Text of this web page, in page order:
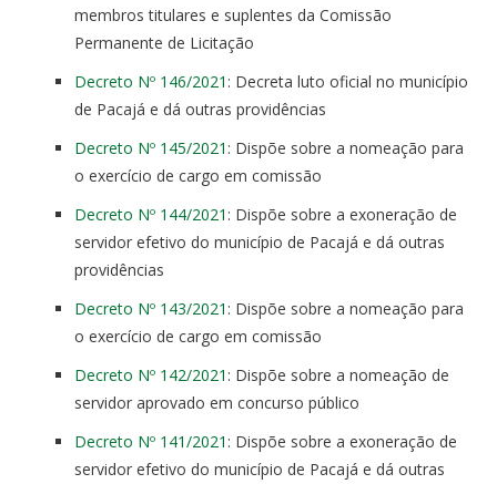
membros titulares e suplentes da Comissão
Permanente de Licitação
Decreto Nº 146/2021 : Decreta luto oficial no município
de Pacajá e dá outras providências
Decreto Nº 145/2021 : Dispõe sobre a nomeação para
o exercício de cargo em comissão
Decreto Nº 144/2021 : Dispõe sobre a exoneração de
servidor efetivo do município de Pacajá e dá outras
providências
Decreto Nº 143/2021 : Dispõe sobre a nomeação para
o exercício de cargo em comissão
Decreto Nº 142/2021 : Dispõe sobre a nomeação de
servidor aprovado em concurso público
Decreto Nº 141/2021 : Dispõe sobre a exoneração de
servidor efetivo do município de Pacajá e dá outras